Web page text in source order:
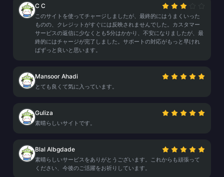
C C
このサイトを使ってチャージしましたが、最終的にはうまくいった
ものの、クレジットがすぐには反映されませんでした。カスタマー
サービスの返信に少なくとも5分はかかり、不安になりましたが、最
終的にはチャージが完了しました。サポートの対応がもっと早けれ
ばずっと良いと思います。
Mansoor Ahadi
とても良くて気に入っています。
Guliza
素晴らしいサイトです。
Blal Albgdade
素晴らしいサービスをありがとうございます。これからも頑張って
ください、今後のご活躍をお祈りしています。